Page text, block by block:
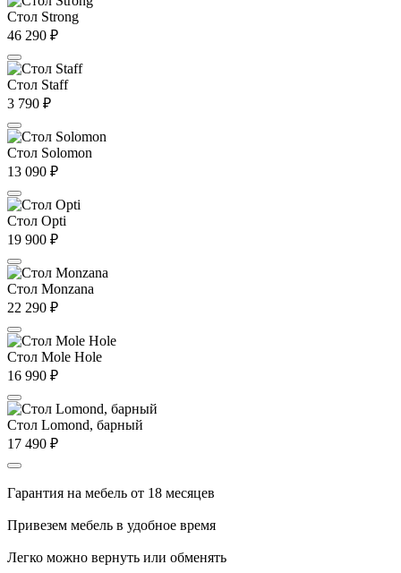
Стол Strong
46 290 ₽
Стол Staff
3 790 ₽
Стол Solomon
13 090 ₽
Стол Opti
19 900 ₽
Стол Monzana
22 290 ₽
Стол Mole Hole
16 990 ₽
Стол Lomond, барный
17 490 ₽
Гарантия на мебель от 18 месяцев
Привезем мебель в удобное время
Легко можно вернуть или обменять